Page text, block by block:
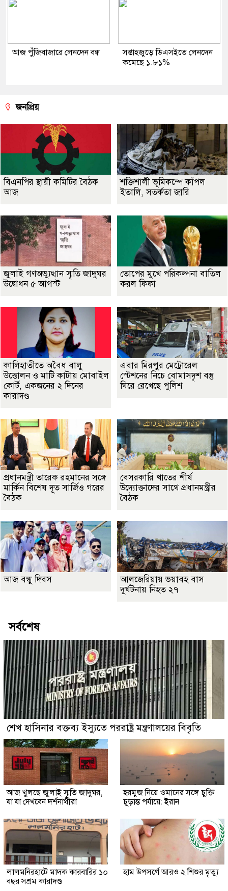
আজ পুঁজিবাজারে লেনদেন বন্ধ
সপ্তাহজুড়ে ডিএসইতে লেনদেন
কমেছে ১.৮১%
জনপ্রিয়
বিএনপির স্থায়ী কমিটির বৈঠক
আজ
শক্তিশালী ভূমিকম্পে কাঁপল
ইতালি, সতর্কতা জারি
জুলাই গণঅভ্যুত্থান স্মৃতি জাদুঘর
উদ্বোধন ৫ আগস্ট
তোপের মুখে পরিকল্পনা বাতিল
করল ফিফা
কালিহাতীতে অবৈধ বালু
উত্তোলন ও মাটি কাটায় মোবাইল
কোর্ট, একজনের ২ দিনের
কারাদণ্ড
এবার মিরপুর মেট্রোরেল
স্টেশনের নিচে বোমাসদৃশ বস্তু
ঘিরে রেখেছে পুলিশ
প্রধানমন্ত্রী তারেক রহমানের সঙ্গে
মার্কিন বিশেষ দূত সার্জিও গরের
বৈঠক
বেসরকারি খাতের শীর্ষ
উদ্যোক্তাদের সাথে প্রধানমন্ত্রীর
বৈঠক
আজ বন্ধু দিবস
আলজেরিয়ায় ভয়াবহ বাস
দুর্ঘটনায় নিহত ২৭
সর্বশেষ
শেখ হাসিনার বক্তব্য ইস্যুতে পররাষ্ট্র মন্ত্রণালয়ের বিবৃতি
আজ খুলছে জুলাই স্মৃতি জাদুঘর,
যা যা দেখবেন দর্শনার্থীরা
হরমুজ নিয়ে ওমানের সঙ্গে চুক্তি
চূড়ান্ত পর্যায়ে: ইরান
লালমনিরহাটে মাদক কারবারির ১০
বছর সশ্রম কারাদণ্ড
হাম উপসর্গে আরও ২ শিশুর মৃত্যু